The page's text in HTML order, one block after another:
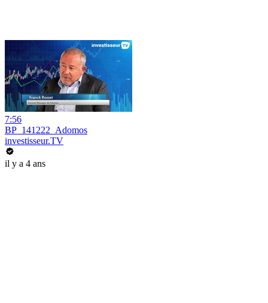
7:56
BP_141222_Adomos
investisseur.TV
il y a 4 ans